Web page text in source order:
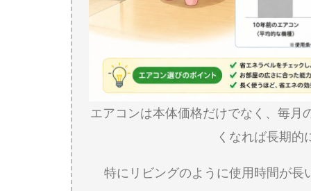
エアコンは本体価格だけでなく、毎月
くなれば長期的
特にリビングのように使用時間が